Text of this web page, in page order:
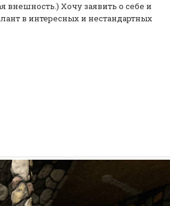
внешность.) Хочу заявить о себе и
в интересных и нестандартных